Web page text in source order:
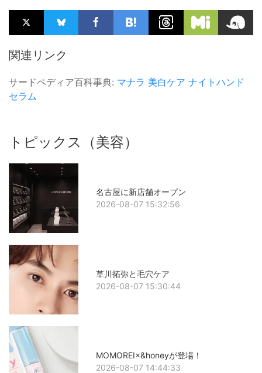
関連リンク
サードペディア百科事典: マナラ 美白ケア ナイトハンド
セラム
トピックス（美容）
名古屋に新店舗オープン
2026-08-07 15:32:56
草川拓弥と毛穴ケア
2026-08-07 15:30:44
MOMOREI×&honeyが登場！
2026-08-07 14:44:33